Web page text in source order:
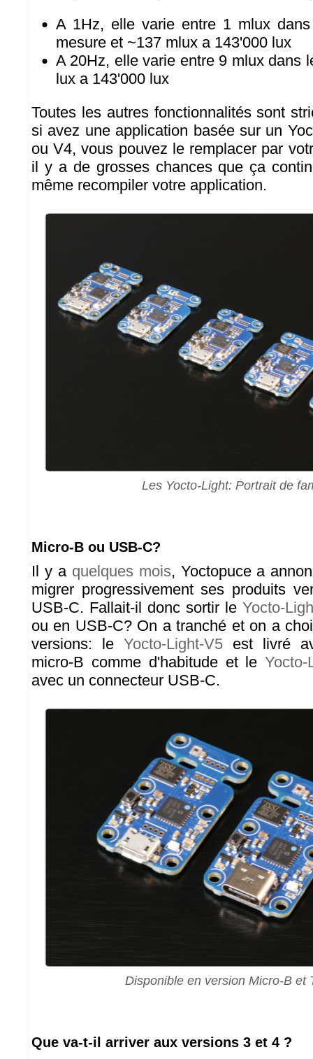
A 1Hz, elle varie entre 1 mlux
mesure et ~137 mlux a 143'000 lux
A 20Hz, elle varie entre 9 mlux dans
lux a 143'000 lux
Toutes les autres fonctionnalités sont
si avez une application basée sur un
ou V4, vous pouvez le remplacer par
il y a de grosses chances que ça
même recompiler votre application.
Les Yocto-Light: Portrait de
Micro-B ou USB-C?
Il y a quelques mois, Yoctopuce a
migrer progressivement ses produits
USB-C. Fallait-il donc sortir le Yocto-
ou en USB-C? On a tranché et on a
versions: le Yocto-Light-V5 est livré
micro-B comme d'habitude et leYocto-
avec un connecteur USB-C.
Disponible en version Micro-B et
Que va-t-il arriver aux versions 3 et 4 ?